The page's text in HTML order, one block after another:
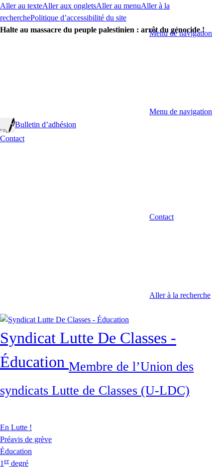
Aller au texteAller aux ongletsAller au menuAller à la
recherchePolitique d’accessibilité du site
Halte au massacre du peuple palestinien : arrêt du génocide !
Menu de navigation
Menu de navigation
Bulletin d’adhésion
Contact
Contact
Aller à la recherche
Syndicat Lutte De Classes -
Éducation Membre de l’Union des
syndicats Lutte de Classes (U-LDC)
En Lutte !
Préavis de grève
Éducation
1 erdegré